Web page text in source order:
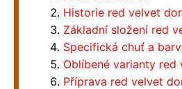
Historie red velvet
Základní složení red
Specifická chuť a
Oblíbené varianty red
Příprava red velvet